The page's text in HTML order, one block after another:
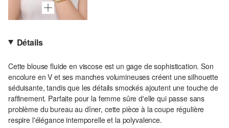
Détails
Cette blouse fluide en viscose est un gage de sophistication. Son
encolure en V et ses manches volumineuses créent une silhouette
séduisante, tandis que les détails smockés ajoutent une touche de
raffinement. Parfaite pour la femme sûre d'elle qui passe sans
problème du bureau au dîner, cette pièce à la coupe régulière
respire l'élégance intemporelle et la polyvalence.